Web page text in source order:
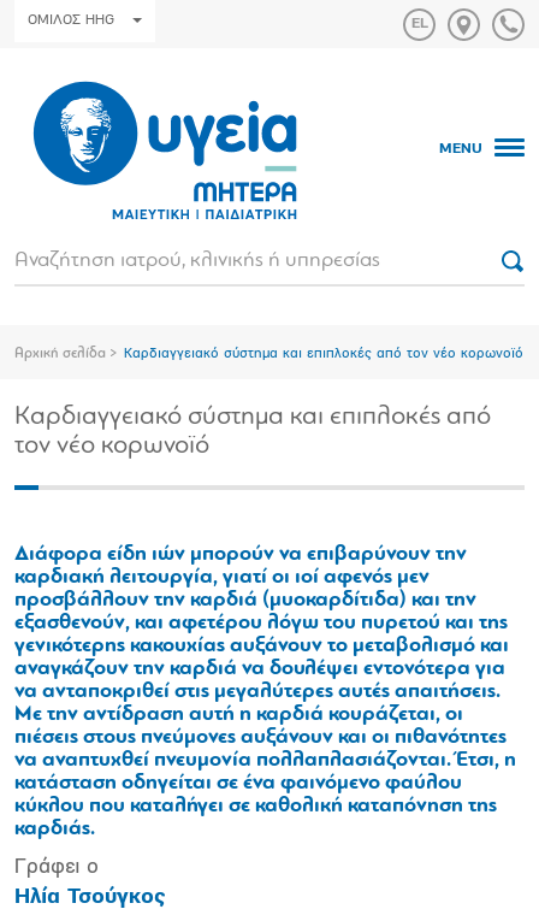
ΟΜΙΛΟΣ HHG
MENU
Αρχική σελίδα Καρδιαγγειακό σύστημα και επιπλοκές από τον νέο κορωνοϊό
Καρδιαγγειακό σύστημα και επιπλοκές από
τον νέο κορωνοϊό
Διάφορα είδη ιών μπορούν να επιβαρύνουν την
καρδιακή λειτουργία, γιατί οι ιοί αφενός μεν
προσβάλλουν την καρδιά (μυοκαρδίτιδα) και την
εξασθενούν, και αφετέρου λόγω του πυρετού και της
γενικότερης κακουχίας αυξάνουν το μεταβολισμό και
αναγκάζουν την καρδιά να δουλέψει εντονότερα για
να ανταποκριθεί στις μεγαλύτερες αυτές απαιτήσεις.
Με την αντίδραση αυτή η καρδιά κουράζεται, οι
πιέσεις στους πνεύμονες αυξάνουν και οι πιθανότητες
να αναπτυχθεί πνευμονία πολλαπλασιάζονται. Έτσι, η
κατάσταση οδηγείται σε ένα φαινόμενο φαύλου
κύκλου που καταλήγει σε καθολική καταπόνηση της
καρδιάς.
Γράφει ο
Ηλία Τσούγκος